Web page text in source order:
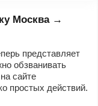
представляет
обзванивать
сайте
простых действий.